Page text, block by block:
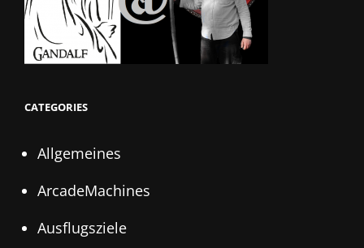
CATEGORIES
Allgemeines
ArcadeMachines
Ausflugsziele